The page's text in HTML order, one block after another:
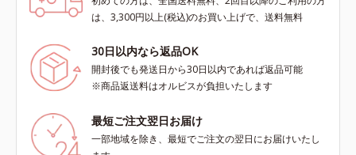
は、3,300円以上(税込)のお買い上げで、送料無料
30日以内なら返品OK
開封後でも発送日から30日以内であれば返品可能
※商品返送料はオルビスが負担いたします
最短ご注文翌日お届け
一部地域を除き、最短でご注文の翌日にお届けいたし